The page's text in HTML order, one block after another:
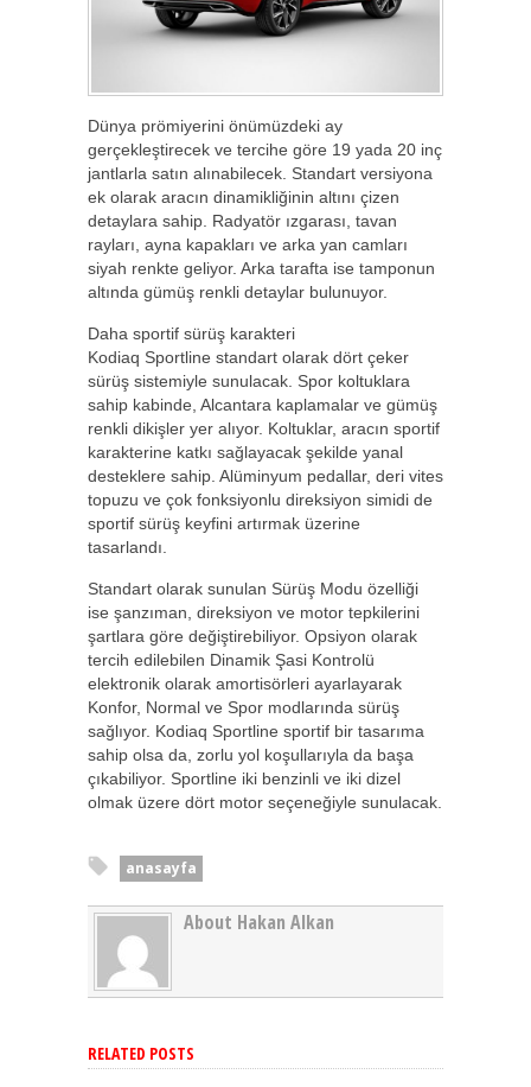
Dünya prömiyerini önümüzdeki ay
gerçekleştirecek ve tercihe göre 19 yada 20 inç
jantlarla satın alınabilecek. Standart versiyona
ek olarak aracın dinamikliğinin altını çizen
detaylara sahip. Radyatör ızgarası, tavan
rayları, ayna kapakları ve arka yan camları
siyah renkte geliyor. Arka tarafta ise tamponun
altında gümüş renkli detaylar bulunuyor.
Daha sportif sürüş karakteri
Kodiaq Sportline standart olarak dört çeker
sürüş sistemiyle sunulacak. Spor koltuklara
sahip kabinde, Alcantara kaplamalar ve gümüş
renkli dikişler yer alıyor. Koltuklar, aracın sportif
karakterine katkı sağlayacak şekilde yanal
desteklere sahip. Alüminyum pedallar, deri vites
topuzu ve çok fonksiyonlu direksiyon simidi de
sportif sürüş keyfini artırmak üzerine
tasarlandı.
Standart olarak sunulan Sürüş Modu özelliği
ise şanzıman, direksiyon ve motor tepkilerini
şartlara göre değiştirebiliyor. Opsiyon olarak
tercih edilebilen Dinamik Şasi Kontrolü
elektronik olarak amortisörleri ayarlayarak
Konfor, Normal ve Spor modlarında sürüş
sağlıyor. Kodiaq Sportline sportif bir tasarıma
sahip olsa da, zorlu yol koşullarıyla da başa
çıkabiliyor. Sportline iki benzinli ve iki dizel
olmak üzere dört motor seçeneğiyle sunulacak.
anasayfa
About Hakan Alkan
RELATED POSTS